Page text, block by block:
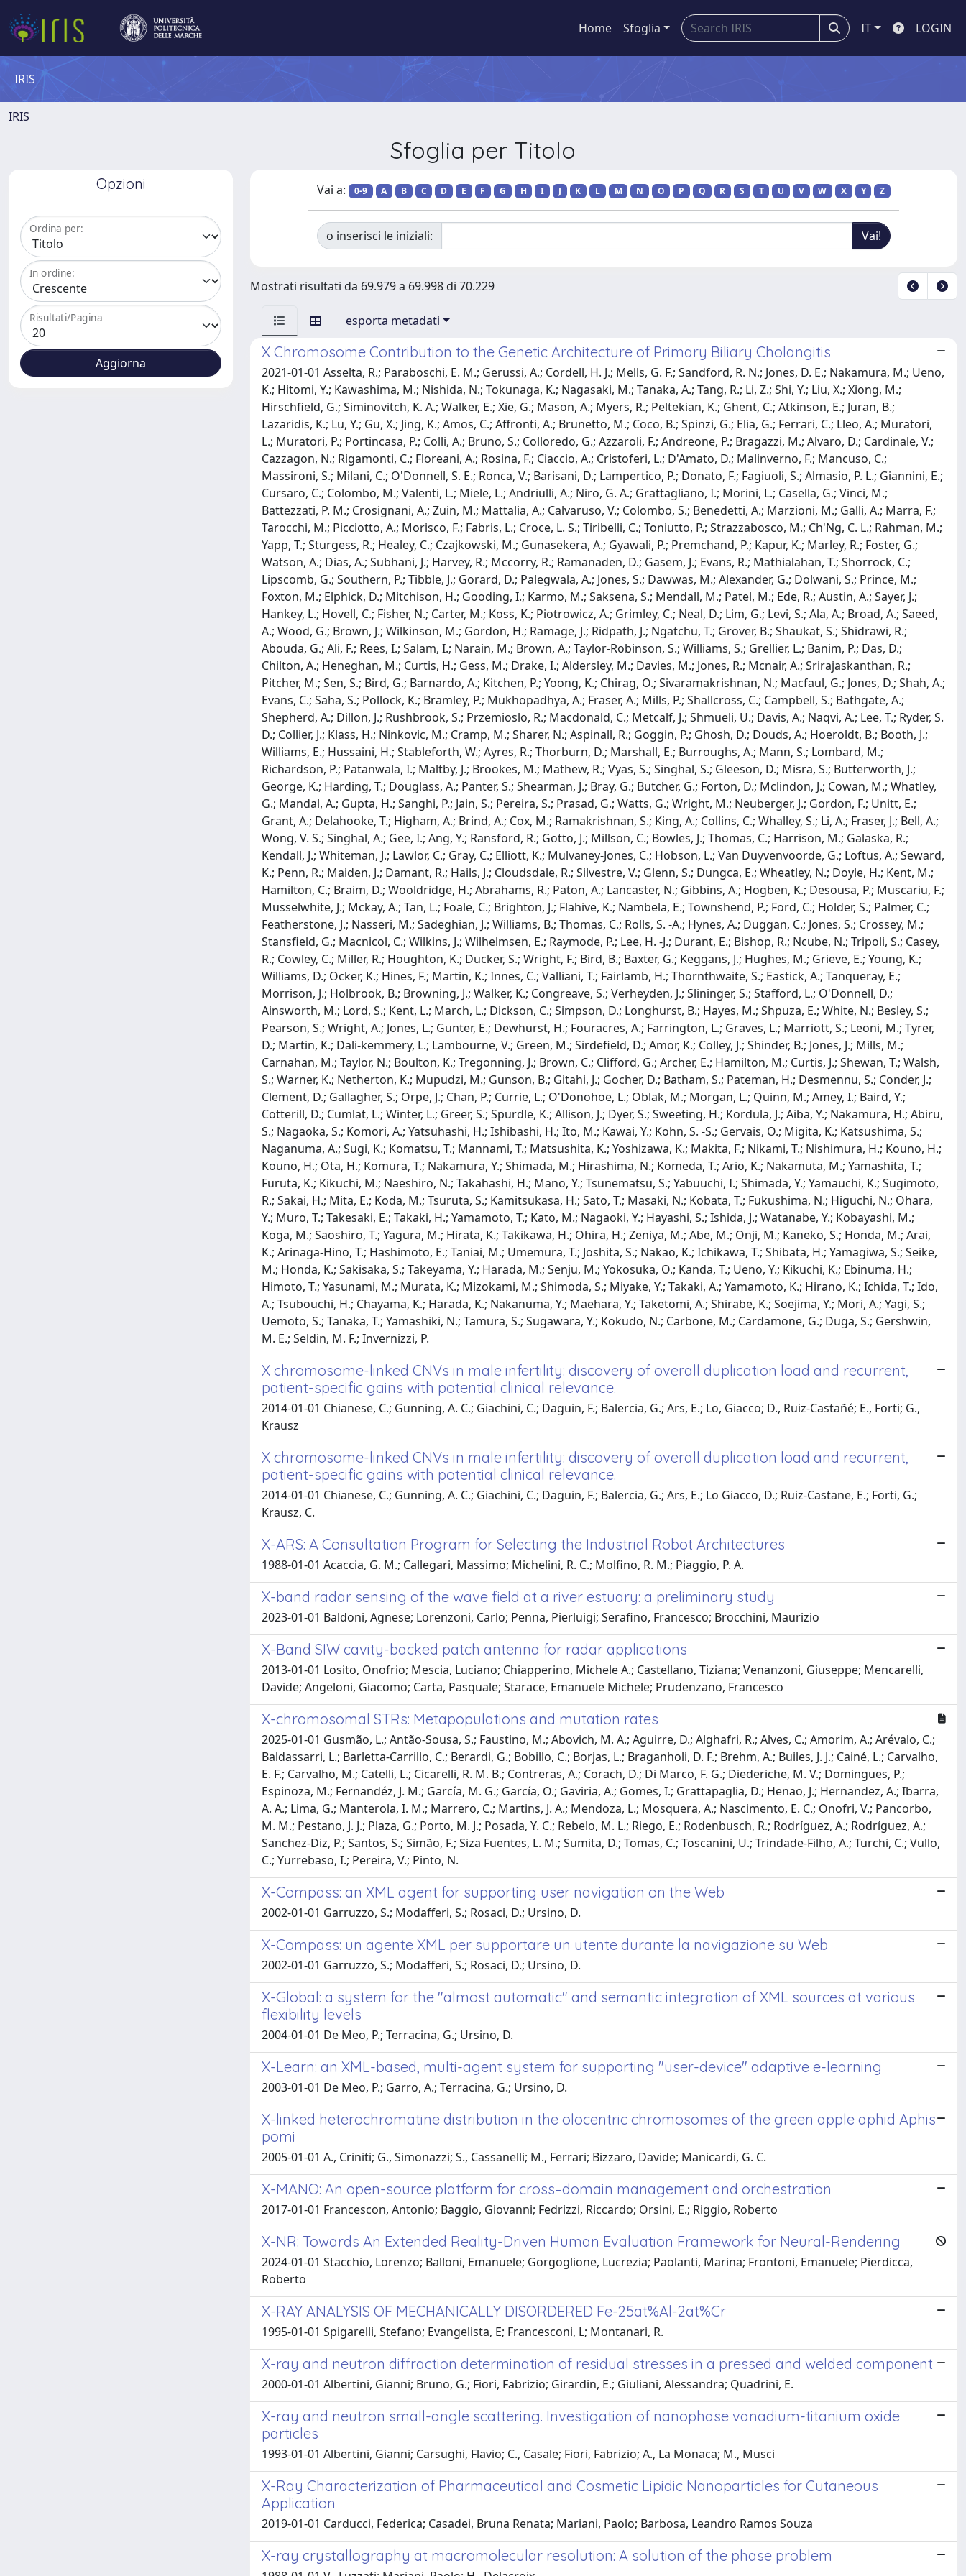
Home Sfoglia IT LOGIN
IRIS
IRIS
Sfoglia per Titolo
Opzioni
Ordina per:
In ordine:
Risultati/Pagina
Vai a: 0-9 A B C D E F G H I J K L M N O P Q R S T U V W X Y Z
o inserisci le iniziali:
Mostrati risultati da 69.979 a 69.998 di 70.229
esporta metadati
X Chromosome Contribution to the Genetic Architecture of Primary Biliary Cholangitis
2021-01-01 Asselta, R.; Paraboschi, E. M.; Gerussi, A.; Cordell, H. J.; Mells, G. F.; Sandford, R. N.; Jones, D. E.; Nakamura, M.; Ueno,
K.; Hitomi, Y.; Kawashima, M.; Nishida, N.; Tokunaga, K.; Nagasaki, M.; Tanaka, A.; Tang, R.; Li, Z.; Shi, Y.; Liu, X.; Xiong, M.;
Hirschfield, G.; Siminovitch, K. A.; Walker, E.; Xie, G.; Mason, A.; Myers, R.; Peltekian, K.; Ghent, C.; Atkinson, E.; Juran, B.;
Lazaridis, K.; Lu, Y.; Gu, X.; Jing, K.; Amos, C.; Affronti, A.; Brunetto, M.; Coco, B.; Spinzi, G.; Elia, G.; Ferrari, C.; Lleo, A.; Muratori,
L.; Muratori, P.; Portincasa, P.; Colli, A.; Bruno, S.; Colloredo, G.; Azzaroli, F.; Andreone, P.; Bragazzi, M.; Alvaro, D.; Cardinale, V.;
Cazzagon, N.; Rigamonti, C.; Floreani, A.; Rosina, F.; Ciaccio, A.; Cristoferi, L.; D'Amato, D.; Malinverno, F.; Mancuso, C.;
Massironi, S.; Milani, C.; O'Donnell, S. E.; Ronca, V.; Barisani, D.; Lampertico, P.; Donato, F.; Fagiuoli, S.; Almasio, P. L.; Giannini, E.;
Cursaro, C.; Colombo, M.; Valenti, L.; Miele, L.; Andriulli, A.; Niro, G. A.; Grattagliano, I.; Morini, L.; Casella, G.; Vinci, M.;
Battezzati, P. M.; Crosignani, A.; Zuin, M.; Mattalia, A.; Calvaruso, V.; Colombo, S.; Benedetti, A.; Marzioni, M.; Galli, A.; Marra, F.;
Tarocchi, M.; Picciotto, A.; Morisco, F.; Fabris, L.; Croce, L. S.; Tiribelli, C.; Toniutto, P.; Strazzabosco, M.; Ch'Ng, C. L.; Rahman, M.;
Yapp, T.; Sturgess, R.; Healey, C.; Czajkowski, M.; Gunasekera, A.; Gyawali, P.; Premchand, P.; Kapur, K.; Marley, R.; Foster, G.;
Watson, A.; Dias, A.; Subhani, J.; Harvey, R.; Mccorry, R.; Ramanaden, D.; Gasem, J.; Evans, R.; Mathialahan, T.; Shorrock, C.;
Lipscomb, G.; Southern, P.; Tibble, J.; Gorard, D.; Palegwala, A.; Jones, S.; Dawwas, M.; Alexander, G.; Dolwani, S.; Prince, M.;
Foxton, M.; Elphick, D.; Mitchison, H.; Gooding, I.; Karmo, M.; Saksena, S.; Mendall, M.; Patel, M.; Ede, R.; Austin, A.; Sayer, J.;
Hankey, L.; Hovell, C.; Fisher, N.; Carter, M.; Koss, K.; Piotrowicz, A.; Grimley, C.; Neal, D.; Lim, G.; Levi, S.; Ala, A.; Broad, A.; Saeed,
A.; Wood, G.; Brown, J.; Wilkinson, M.; Gordon, H.; Ramage, J.; Ridpath, J.; Ngatchu, T.; Grover, B.; Shaukat, S.; Shidrawi, R.;
Abouda, G.; Ali, F.; Rees, I.; Salam, I.; Narain, M.; Brown, A.; Taylor-Robinson, S.; Williams, S.; Grellier, L.; Banim, P.; Das, D.;
Chilton, A.; Heneghan, M.; Curtis, H.; Gess, M.; Drake, I.; Aldersley, M.; Davies, M.; Jones, R.; Mcnair, A.; Srirajaskanthan, R.;
Pitcher, M.; Sen, S.; Bird, G.; Barnardo, A.; Kitchen, P.; Yoong, K.; Chirag, O.; Sivaramakrishnan, N.; Macfaul, G.; Jones, D.; Shah, A.;
Evans, C.; Saha, S.; Pollock, K.; Bramley, P.; Mukhopadhya, A.; Fraser, A.; Mills, P.; Shallcross, C.; Campbell, S.; Bathgate, A.;
Shepherd, A.; Dillon, J.; Rushbrook, S.; Przemioslo, R.; Macdonald, C.; Metcalf, J.; Shmueli, U.; Davis, A.; Naqvi, A.; Lee, T.; Ryder, S.
D.; Collier, J.; Klass, H.; Ninkovic, M.; Cramp, M.; Sharer, N.; Aspinall, R.; Goggin, P.; Ghosh, D.; Douds, A.; Hoeroldt, B.; Booth, J.;
Williams, E.; Hussaini, H.; Stableforth, W.; Ayres, R.; Thorburn, D.; Marshall, E.; Burroughs, A.; Mann, S.; Lombard, M.;
Richardson, P.; Patanwala, I.; Maltby, J.; Brookes, M.; Mathew, R.; Vyas, S.; Singhal, S.; Gleeson, D.; Misra, S.; Butterworth, J.;
George, K.; Harding, T.; Douglass, A.; Panter, S.; Shearman, J.; Bray, G.; Butcher, G.; Forton, D.; Mclindon, J.; Cowan, M.; Whatley,
G.; Mandal, A.; Gupta, H.; Sanghi, P.; Jain, S.; Pereira, S.; Prasad, G.; Watts, G.; Wright, M.; Neuberger, J.; Gordon, F.; Unitt, E.;
Grant, A.; Delahooke, T.; Higham, A.; Brind, A.; Cox, M.; Ramakrishnan, S.; King, A.; Collins, C.; Whalley, S.; Li, A.; Fraser, J.; Bell, A.;
Wong, V. S.; Singhal, A.; Gee, I.; Ang, Y.; Ransford, R.; Gotto, J.; Millson, C.; Bowles, J.; Thomas, C.; Harrison, M.; Galaska, R.;
Kendall, J.; Whiteman, J.; Lawlor, C.; Gray, C.; Elliott, K.; Mulvaney-Jones, C.; Hobson, L.; Van Duyvenvoorde, G.; Loftus, A.; Seward,
K.; Penn, R.; Maiden, J.; Damant, R.; Hails, J.; Cloudsdale, R.; Silvestre, V.; Glenn, S.; Dungca, E.; Wheatley, N.; Doyle, H.; Kent, M.;
Hamilton, C.; Braim, D.; Wooldridge, H.; Abrahams, R.; Paton, A.; Lancaster, N.; Gibbins, A.; Hogben, K.; Desousa, P.; Muscariu, F.;
Musselwhite, J.; Mckay, A.; Tan, L.; Foale, C.; Brighton, J.; Flahive, K.; Nambela, E.; Townshend, P.; Ford, C.; Holder, S.; Palmer, C.;
Featherstone, J.; Nasseri, M.; Sadeghian, J.; Williams, B.; Thomas, C.; Rolls, S. -A.; Hynes, A.; Duggan, C.; Jones, S.; Crossey, M.;
Stansfield, G.; Macnicol, C.; Wilkins, J.; Wilhelmsen, E.; Raymode, P.; Lee, H. -J.; Durant, E.; Bishop, R.; Ncube, N.; Tripoli, S.; Casey,
R.; Cowley, C.; Miller, R.; Houghton, K.; Ducker, S.; Wright, F.; Bird, B.; Baxter, G.; Keggans, J.; Hughes, M.; Grieve, E.; Young, K.;
Williams, D.; Ocker, K.; Hines, F.; Martin, K.; Innes, C.; Valliani, T.; Fairlamb, H.; Thornthwaite, S.; Eastick, A.; Tanqueray, E.;
Morrison, J.; Holbrook, B.; Browning, J.; Walker, K.; Congreave, S.; Verheyden, J.; Slininger, S.; Stafford, L.; O'Donnell, D.;
Ainsworth, M.; Lord, S.; Kent, L.; March, L.; Dickson, C.; Simpson, D.; Longhurst, B.; Hayes, M.; Shpuza, E.; White, N.; Besley, S.;
Pearson, S.; Wright, A.; Jones, L.; Gunter, E.; Dewhurst, H.; Fouracres, A.; Farrington, L.; Graves, L.; Marriott, S.; Leoni, M.; Tyrer,
D.; Martin, K.; Dali-kemmery, L.; Lambourne, V.; Green, M.; Sirdefield, D.; Amor, K.; Colley, J.; Shinder, B.; Jones, J.; Mills, M.;
Carnahan, M.; Taylor, N.; Boulton, K.; Tregonning, J.; Brown, C.; Clifford, G.; Archer, E.; Hamilton, M.; Curtis, J.; Shewan, T.; Walsh,
S.; Warner, K.; Netherton, K.; Mupudzi, M.; Gunson, B.; Gitahi, J.; Gocher, D.; Batham, S.; Pateman, H.; Desmennu, S.; Conder, J.;
Clement, D.; Gallagher, S.; Orpe, J.; Chan, P.; Currie, L.; O'Donohoe, L.; Oblak, M.; Morgan, L.; Quinn, M.; Amey, I.; Baird, Y.;
Cotterill, D.; Cumlat, L.; Winter, L.; Greer, S.; Spurdle, K.; Allison, J.; Dyer, S.; Sweeting, H.; Kordula, J.; Aiba, Y.; Nakamura, H.; Abiru,
S.; Nagaoka, S.; Komori, A.; Yatsuhashi, H.; Ishibashi, H.; Ito, M.; Kawai, Y.; Kohn, S. -S.; Gervais, O.; Migita, K.; Katsushima, S.;
Naganuma, A.; Sugi, K.; Komatsu, T.; Mannami, T.; Matsushita, K.; Yoshizawa, K.; Makita, F.; Nikami, T.; Nishimura, H.; Kouno, H.;
Kouno, H.; Ota, H.; Komura, T.; Nakamura, Y.; Shimada, M.; Hirashima, N.; Komeda, T.; Ario, K.; Nakamuta, M.; Yamashita, T.;
Furuta, K.; Kikuchi, M.; Naeshiro, N.; Takahashi, H.; Mano, Y.; Tsunematsu, S.; Yabuuchi, I.; Shimada, Y.; Yamauchi, K.; Sugimoto,
R.; Sakai, H.; Mita, E.; Koda, M.; Tsuruta, S.; Kamitsukasa, H.; Sato, T.; Masaki, N.; Kobata, T.; Fukushima, N.; Higuchi, N.; Ohara,
Y.; Muro, T.; Takesaki, E.; Takaki, H.; Yamamoto, T.; Kato, M.; Nagaoki, Y.; Hayashi, S.; Ishida, J.; Watanabe, Y.; Kobayashi, M.;
Koga, M.; Saoshiro, T.; Yagura, M.; Hirata, K.; Takikawa, H.; Ohira, H.; Zeniya, M.; Abe, M.; Onji, M.; Kaneko, S.; Honda, M.; Arai,
K.; Arinaga-Hino, T.; Hashimoto, E.; Taniai, M.; Umemura, T.; Joshita, S.; Nakao, K.; Ichikawa, T.; Shibata, H.; Yamagiwa, S.; Seike,
M.; Honda, K.; Sakisaka, S.; Takeyama, Y.; Harada, M.; Senju, M.; Yokosuka, O.; Kanda, T.; Ueno, Y.; Kikuchi, K.; Ebinuma, H.;
Himoto, T.; Yasunami, M.; Murata, K.; Mizokami, M.; Shimoda, S.; Miyake, Y.; Takaki, A.; Yamamoto, K.; Hirano, K.; Ichida, T.; Ido,
A.; Tsubouchi, H.; Chayama, K.; Harada, K.; Nakanuma, Y.; Maehara, Y.; Taketomi, A.; Shirabe, K.; Soejima, Y.; Mori, A.; Yagi, S.;
Uemoto, S.; Tanaka, T.; Yamashiki, N.; Tamura, S.; Sugawara, Y.; Kokudo, N.; Carbone, M.; Cardamone, G.; Duga, S.; Gershwin,
M. E.; Seldin, M. F.; Invernizzi, P.
X chromosome-linked CNVs in male infertility: discovery of overall duplication load and recurrent,
patient-specific gains with potential clinical relevance.
2014-01-01 Chianese, C.; Gunning, A. C.; Giachini, C.; Daguin, F.; Balercia, G.; Ars, E.; Lo, Giacco; D., Ruiz-Castañé; E., Forti; G.,
Krausz
X chromosome-linked CNVs in male infertility: discovery of overall duplication load and recurrent,
patient-specific gains with potential clinical relevance.
2014-01-01 Chianese, C.; Gunning, A. C.; Giachini, C.; Daguin, F.; Balercia, G.; Ars, E.; Lo Giacco, D.; Ruiz-Castane, E.; Forti, G.;
Krausz, C.
X-ARS: A Consultation Program for Selecting the Industrial Robot Architectures
1988-01-01 Acaccia, G. M.; Callegari, Massimo; Michelini, R. C.; Molfino, R. M.; Piaggio, P. A.
X-band radar sensing of the wave field at a river estuary: a preliminary study
2023-01-01 Baldoni, Agnese; Lorenzoni, Carlo; Penna, Pierluigi; Serafino, Francesco; Brocchini, Maurizio
X-Band SIW cavity-backed patch antenna for radar applications
2013-01-01 Losito, Onofrio; Mescia, Luciano; Chiapperino, Michele A.; Castellano, Tiziana; Venanzoni, Giuseppe; Mencarelli,
Davide; Angeloni, Giacomo; Carta, Pasquale; Starace, Emanuele Michele; Prudenzano, Francesco
X-chromosomal STRs: Metapopulations and mutation rates
2025-01-01 Gusmão, L.; Antão-Sousa, S.; Faustino, M.; Abovich, M. A.; Aguirre, D.; Alghafri, R.; Alves, C.; Amorim, A.; Arévalo, C.;
Baldassarri, L.; Barletta-Carrillo, C.; Berardi, G.; Bobillo, C.; Borjas, L.; Braganholi, D. F.; Brehm, A.; Builes, J. J.; Cainé, L.; Carvalho,
E. F.; Carvalho, M.; Catelli, L.; Cicarelli, R. M. B.; Contreras, A.; Corach, D.; Di Marco, F. G.; Diederiche, M. V.; Domingues, P.;
Espinoza, M.; Fernandéz, J. M.; García, M. G.; García, O.; Gaviria, A.; Gomes, I.; Grattapaglia, D.; Henao, J.; Hernandez, A.; Ibarra,
A. A.; Lima, G.; Manterola, I. M.; Marrero, C.; Martins, J. A.; Mendoza, L.; Mosquera, A.; Nascimento, E. C.; Onofri, V.; Pancorbo,
M. M.; Pestano, J. J.; Plaza, G.; Porto, M. J.; Posada, Y. C.; Rebelo, M. L.; Riego, E.; Rodenbusch, R.; Rodríguez, A.; Rodríguez, A.;
Sanchez-Diz, P.; Santos, S.; Simão, F.; Siza Fuentes, L. M.; Sumita, D.; Tomas, C.; Toscanini, U.; Trindade-Filho, A.; Turchi, C.; Vullo,
C.; Yurrebaso, I.; Pereira, V.; Pinto, N.
X-Compass: an XML agent for supporting user navigation on the Web
2002-01-01 Garruzzo, S.; Modafferi, S.; Rosaci, D.; Ursino, D.
X-Compass: un agente XML per supportare un utente durante la navigazione su Web
2002-01-01 Garruzzo, S.; Modafferi, S.; Rosaci, D.; Ursino, D.
X-Global: a system for the "almost automatic" and semantic integration of XML sources at various
flexibility levels
2004-01-01 De Meo, P.; Terracina, G.; Ursino, D.
X-Learn: an XML-based, multi-agent system for supporting "user-device" adaptive e-learning
2003-01-01 De Meo, P.; Garro, A.; Terracina, G.; Ursino, D.
X-linked heterochromatine distribution in the olocentric chromosomes of the green apple aphid Aphis
pomi
2005-01-01 A., Criniti; G., Simonazzi; S., Cassanelli; M., Ferrari; Bizzaro, Davide; Manicardi, G. C.
X-MANO: An open-source platform for cross–domain management and orchestration
2017-01-01 Francescon, Antonio; Baggio, Giovanni; Fedrizzi, Riccardo; Orsini, E.; Riggio, Roberto
X-NR: Towards An Extended Reality-Driven Human Evaluation Framework for Neural-Rendering
2024-01-01 Stacchio, Lorenzo; Balloni, Emanuele; Gorgoglione, Lucrezia; Paolanti, Marina; Frontoni, Emanuele; Pierdicca,
Roberto
X-RAY ANALYSIS OF MECHANICALLY DISORDERED Fe-25at%Al-2at%Cr
1995-01-01 Spigarelli, Stefano; Evangelista, E; Francesconi, L; Montanari, R.
X-ray and neutron diffraction determination of residual stresses in a pressed and welded component
2000-01-01 Albertini, Gianni; Bruno, G.; Fiori, Fabrizio; Girardin, E.; Giuliani, Alessandra; Quadrini, E.
X-ray and neutron small-angle scattering. Investigation of nanophase vanadium-titanium oxide
particles
1993-01-01 Albertini, Gianni; Carsughi, Flavio; C., Casale; Fiori, Fabrizio; A., La Monaca; M., Musci
X-Ray Characterization of Pharmaceutical and Cosmetic Lipidic Nanoparticles for Cutaneous
Application
2019-01-01 Carducci, Federica; Casadei, Bruna Renata; Mariani, Paolo; Barbosa, Leandro Ramos Souza
X-ray crystallography at macromolecular resolution: A solution of the phase problem